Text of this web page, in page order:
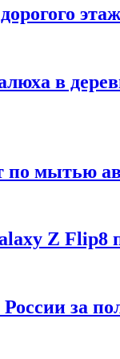
в
по мытью
Z
за